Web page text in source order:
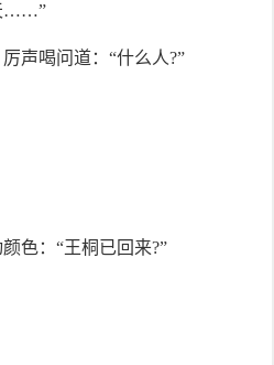
……”
声喝问道：“什么人?”
色：“王桐已回来?”